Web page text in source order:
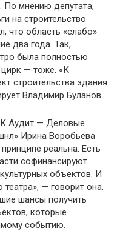
По мнению депутата,
на строительство
что область «слабо»
два года. Так,
была полностью
цирк — тоже. «К
строительства здания
Владимир Буланов.
Аудит — Деловые
Ирина Воробьева
реальна. Есть
софинансируют
объектов. И
— говорит она.
шансы получить
которые
событию.